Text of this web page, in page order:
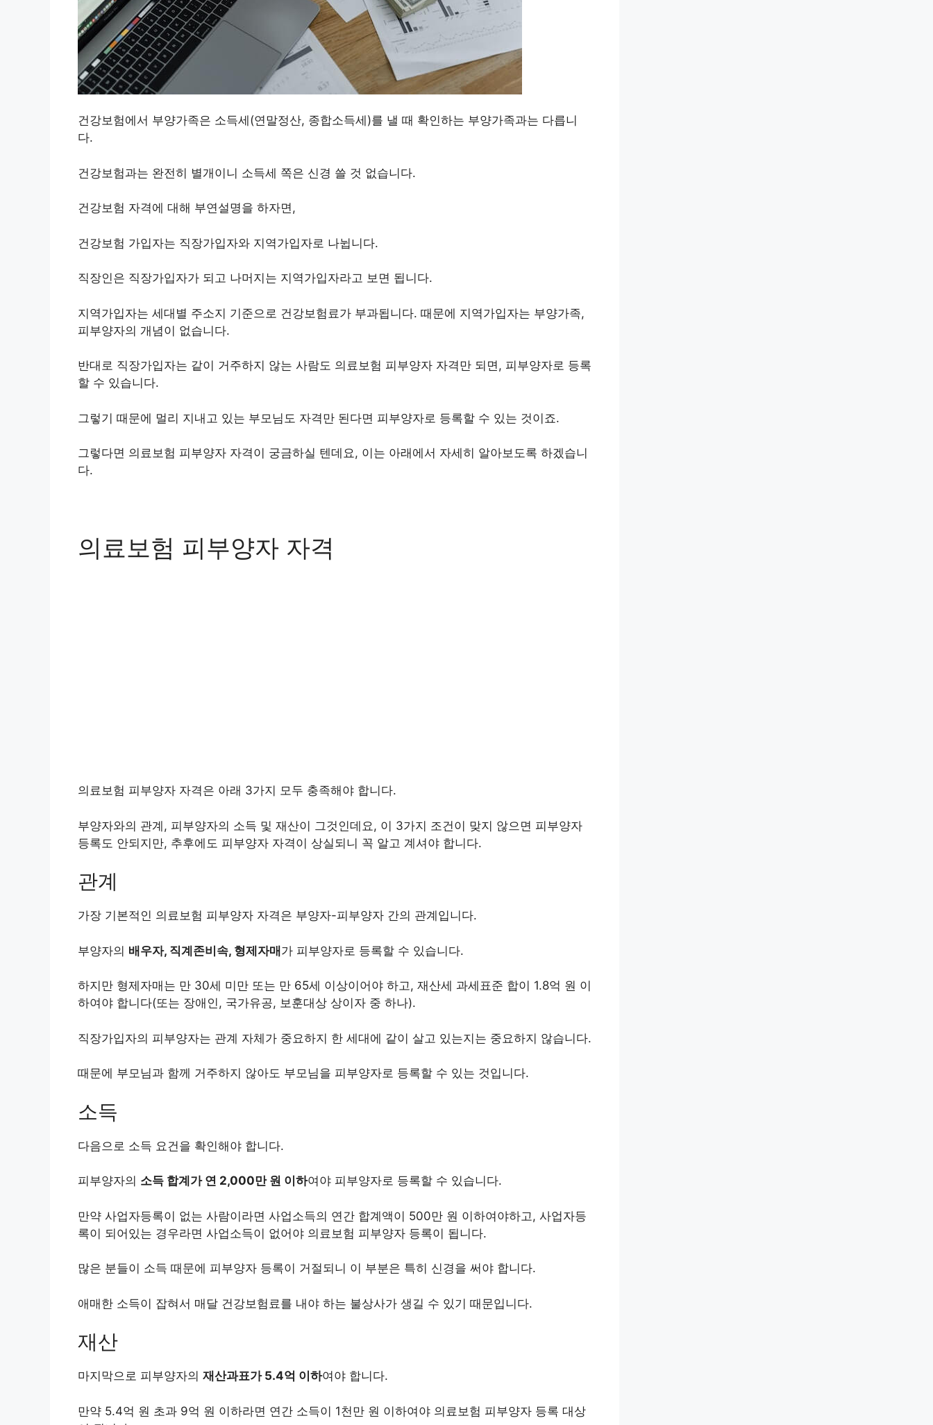
건강보험에서 부양가족은 소득세(연말정산, 종합소득세)를 낼 때 확인하는 부양가족과는 다릅니
다.
건강보험과는 완전히 별개이니 소득세 쪽은 신경 쓸 것 없습니다.
건강보험 자격에 대해 부연설명을 하자면,
건강보험 가입자는 직장가입자와 지역가입자로 나뉩니다.
직장인은 직장가입자가 되고 나머지는 지역가입자라고 보면 됩니다.
지역가입자는 세대별 주소지 기준으로 건강보험료가 부과됩니다. 때문에 지역가입자는 부양가족,
피부양자의 개념이 없습니다.
반대로 직장가입자는 같이 거주하지 않는 사람도 의료보험 피부양자 자격만 되면, 피부양자로 등록
할 수 있습니다.
그렇기 때문에 멀리 지내고 있는 부모님도 자격만 된다면 피부양자로 등록할 수 있는 것이죠.
그렇다면 의료보험 피부양자 자격이 궁금하실 텐데요, 이는 아래에서 자세히 알아보도록 하겠습니
다.
의료보험 피부양자 자격
의료보험 피부양자 자격은 아래 3가지 모두 충족해야 합니다.
부양자와의 관계, 피부양자의 소득 및 재산이 그것인데요, 이 3가지 조건이 맞지 않으면 피부양자
등록도 안되지만, 추후에도 피부양자 자격이 상실되니 꼭 알고 계셔야 합니다.
관계
가장 기본적인 의료보험 피부양자 자격은 부양자-피부양자 간의 관계입니다.
부양자의 배우자, 직계존비속, 형제자매가 피부양자로 등록할 수 있습니다.
하지만 형제자매는 만 30세 미만 또는 만 65세 이상이어야 하고, 재산세 과세표준 합이 1.8억 원 이
하여야 합니다(또는 장애인, 국가유공, 보훈대상 상이자 중 하나).
직장가입자의 피부양자는 관계 자체가 중요하지 한 세대에 같이 살고 있는지는 중요하지 않습니다.
때문에 부모님과 함께 거주하지 않아도 부모님을 피부양자로 등록할 수 있는 것입니다.
소득
다음으로 소득 요건을 확인해야 합니다.
피부양자의 소득 합계가 연 2,000만 원 이하여야 피부양자로 등록할 수 있습니다.
만약 사업자등록이 없는 사람이라면 사업소득의 연간 합계액이 500만 원 이하여야하고, 사업자등
록이 되어있는 경우라면 사업소득이 없어야 의료보험 피부양자 등록이 됩니다.
많은 분들이 소득 때문에 피부양자 등록이 거절되니 이 부분은 특히 신경을 써야 합니다.
애매한 소득이 잡혀서 매달 건강보험료를 내야 하는 불상사가 생길 수 있기 때문입니다.
재산
마지막으로 피부양자의 재산과표가 5.4억 이하여야 합니다.
만약 5.4억 원 초과 9억 원 이하라면 연간 소득이 1천만 원 이하여야 의료보험 피부양자 등록 대상